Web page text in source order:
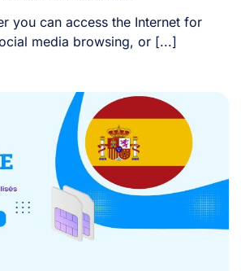
you can access the Internet for
media browsing, or [...]